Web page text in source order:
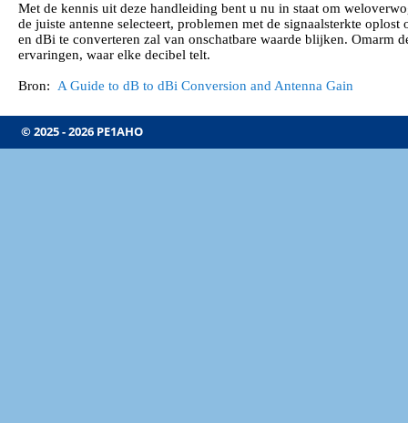
Met de kennis uit deze handleiding bent u nu in staat om
de juiste antenne selecteert, problemen met de signaalsterkte
en dBi te converteren zal van onschatbare waarde blijken. Omarm
ervaringen, waar elke decibel telt.
Bron: A Guide to dB to dBi Conversion and Antenna Gain